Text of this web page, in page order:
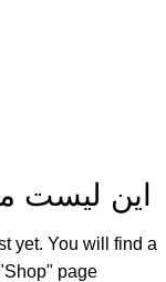
این لیست
yet. You will find a
page.